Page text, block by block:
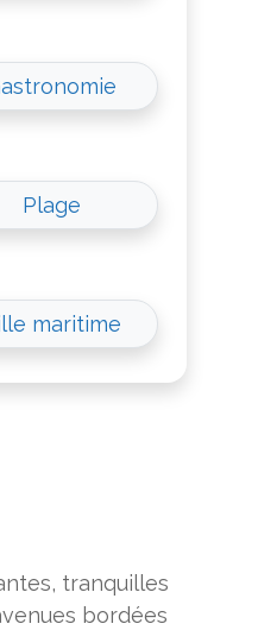
Plage
maritime
tranquilles
bordées